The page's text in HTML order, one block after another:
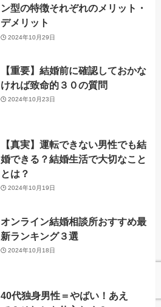
ン型の特徴それぞれのメリット・
デメリット
2024年10月29日
【重要】結婚前に確認しておかな
ければ致命的３０の質問
2024年10月23日
【真実】運転できない男性でも結
婚できる？結婚生活で大切なこと
とは？
2024年10月19日
オンライン結婚相談所おすすめ最
新ランキング３選
2024年10月18日
40代独身男性＝やばい！あえ